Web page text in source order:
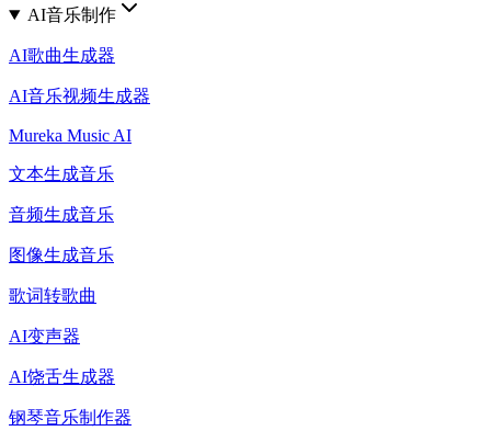
AI音乐制作
AI歌曲生成器
AI音乐视频生成器
Mureka Music AI
文本生成音乐
音频生成音乐
图像生成音乐
歌词转歌曲
AI变声器
AI饶舌生成器
钢琴音乐制作器